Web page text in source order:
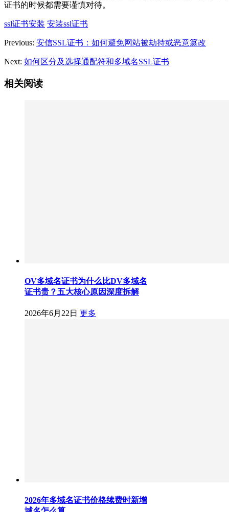
证书的时候都需要谨慎对待。
ssl证书安装 安装ssl证书
Previous: 安信SSL证书：如何避免网站被劫持或恶意篡改
Next: 如何区分及选择通配符和多域名SSL证书
相关阅读
OV多域名证书为什么比DV多域名
证书贵？五大核心原因深度拆解
2026年6月22日 更多
2026年多域名证书价格续费时新增